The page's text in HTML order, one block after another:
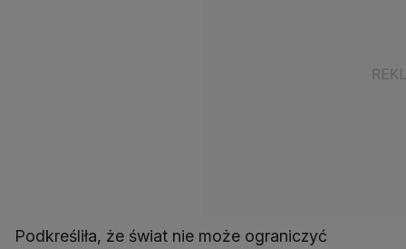
Podkreśliła, że świat nie może ograniczyć